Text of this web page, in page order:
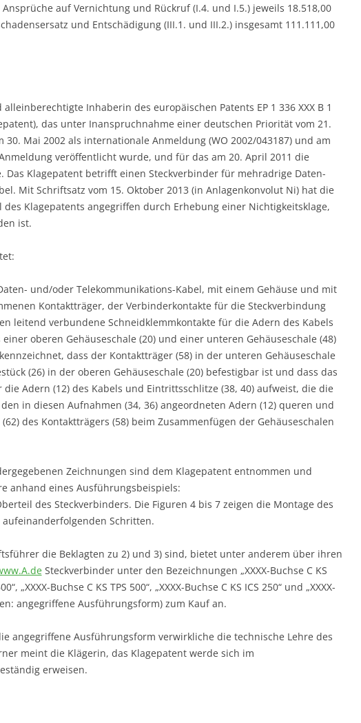
Ansprüche auf Vernichtung und Rückruf (I.4. und I.5.) jeweils 18.518,00
und Entschädigung (III.1. und III.2.) insgesamt 111.111,00
Inhaberin des europäischen Patents EP 1 336 XXX B 1
das unter Inanspruchnahme einer deutschen Priorität vom 21.
30. Mai 2002 als internationale Anmeldung (WO 2002/043187) und am
veröffentlicht wurde, und für das am 20. April 2011 die
Das Klagepatent betrifft einen Steckverbinder für mehradrige Daten-
Mit Schriftsatz vom 15. Oktober 2013 (in Anlagenkonvolut Ni) hat die
des Klagepatents angegriffen durch Erhebung einer Nichtigkeitsklage,
ist.
und/oder Telekommunikations-Kabel, mit einem Gehäuse und mit
Kontaktträger, der Verbinderkontakte für die Steckverbindung
leitend verbundene Schneidklemmkontakte für die Adern des Kabels
oberen Gehäuseschale (20) und einer unteren Gehäuseschale (48)
dass der Kontaktträger (58) in der unteren Gehäuseschale
(26) in der oberen Gehäuseschale (20) befestigbar ist und dass das
die Adern (12) des Kabels und Eintrittsschlitze (38, 40) aufweist, die die
in diesen Aufnahmen (34, 36) angeordneten Adern (12) queren und
des Kontaktträgers (58) beim Zusammenfügen der Gehäuseschalen
Zeichnungen sind dem Klagepatent entnommen und
anhand eines Ausführungsbeispiels:
des Steckverbinders. Die Figuren 4 bis 7 zeigen die Montage des
Schritten.
die Beklagten zu 2) und 3) sind, bietet unter anderem über ihren
Steckverbinder unter den Bezeichnungen „XXXX-Buchse C KS
„XXXX-Buchse C KS TPS 500“, „XXXX-Buchse C KS ICS 250“ und „XXXX-
angegriffene Ausführungsform) zum Kauf an.
angegriffene Ausführungsform verwirkliche die technische Lehre des
meint die Klägerin, das Klagepatent werde sich im
erweisen.